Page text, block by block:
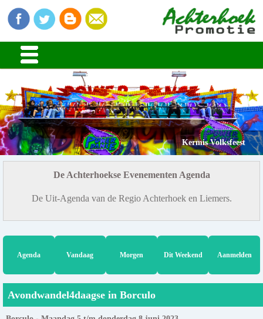
Kermis Volksfeest
De Achterhoekse Evenementen Agenda
De Uit-Agenda van de Regio Achterhoek en Liemers.
Agenda Vandaag Morgen Dit Weekend Aanmelden
Avondwandel4daagse in Borculo